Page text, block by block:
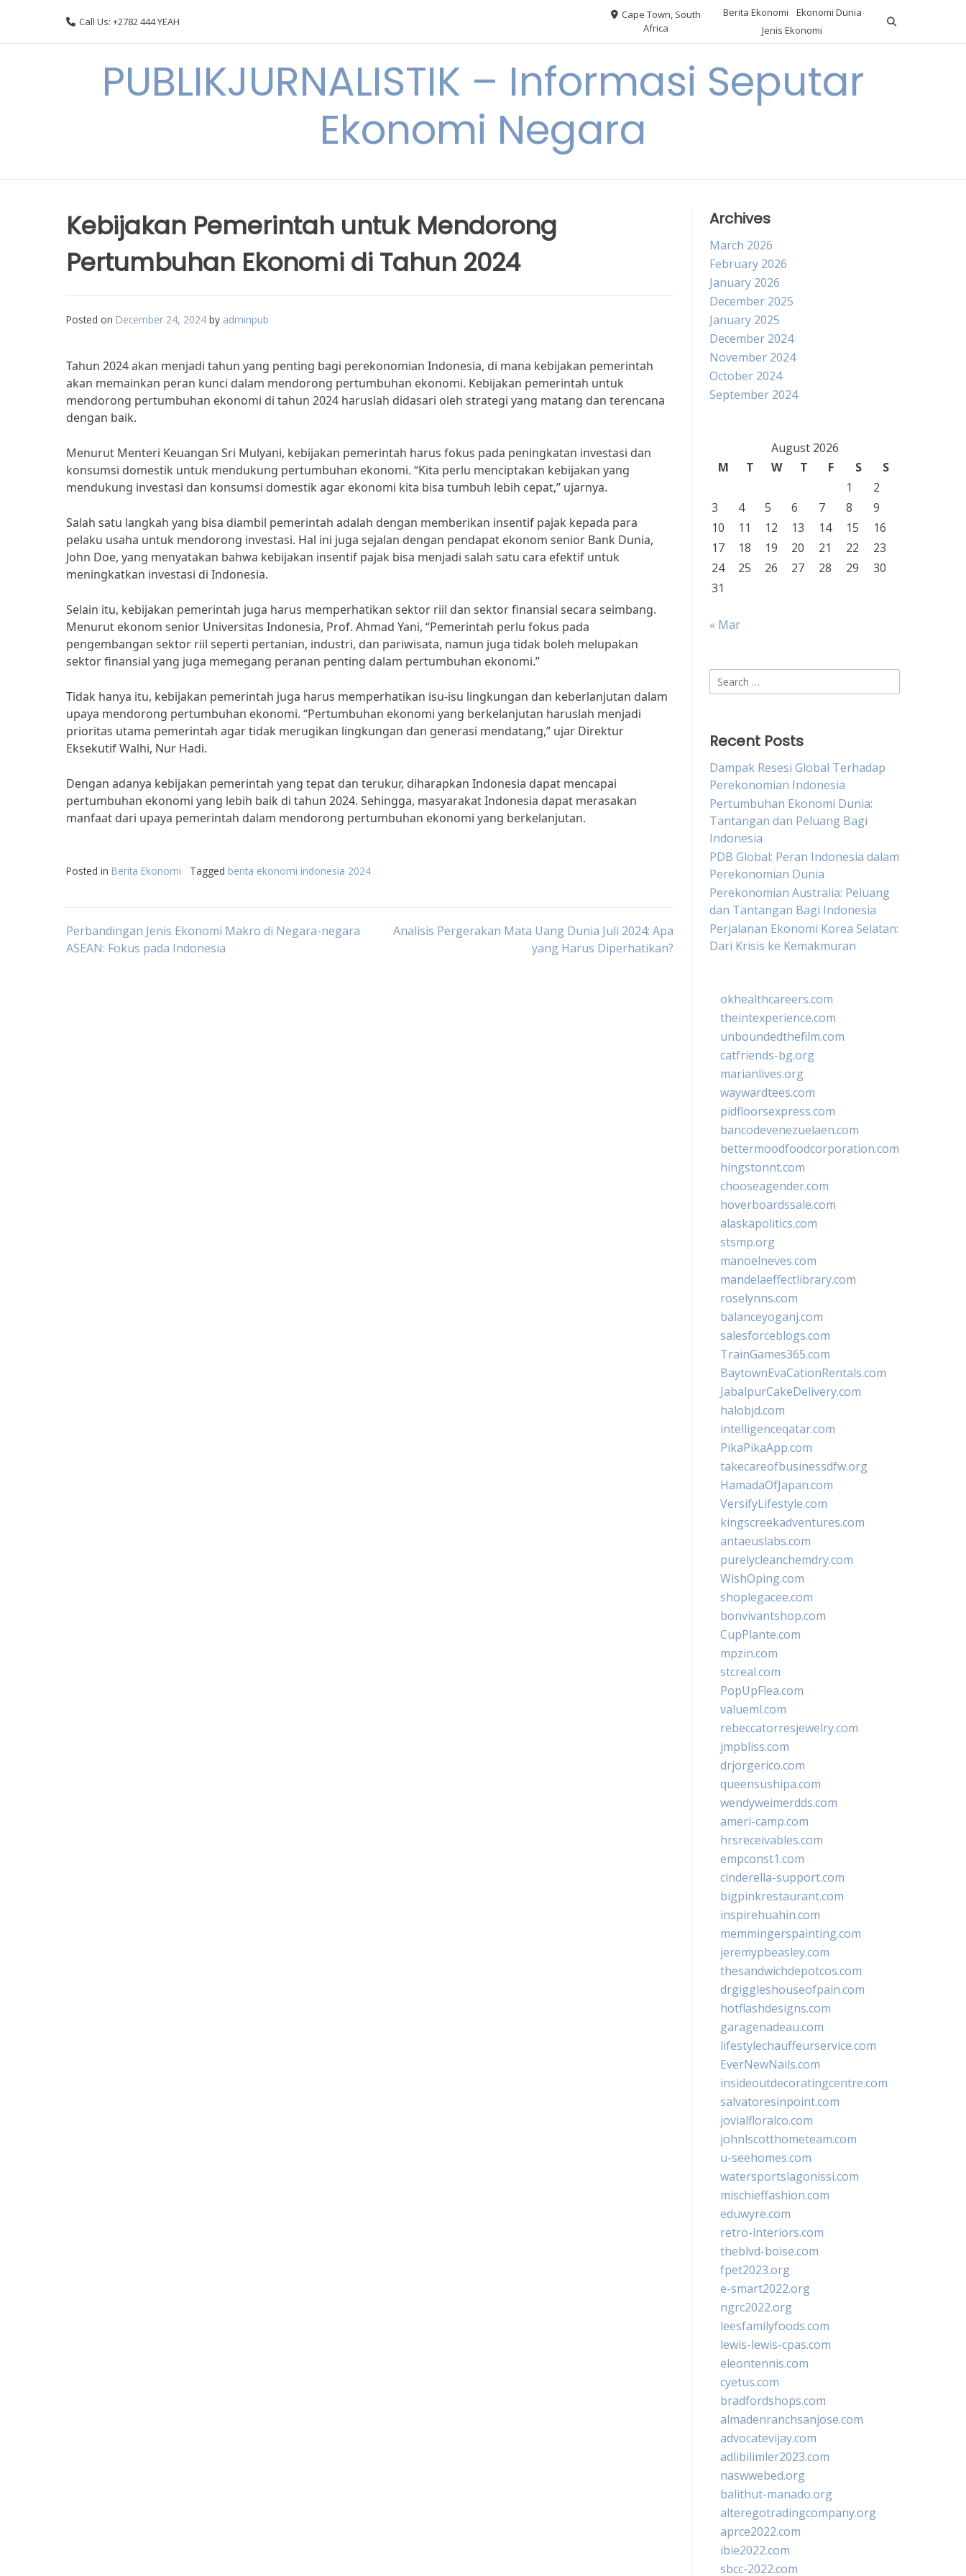
Call Us: +2782 444 YEAH
Cape Town, South
Africa
Berita Ekonomi
Ekonomi Dunia
Jenis Ekonomi
PUBLIKJURNALISTIK – Informasi Seputar
Ekonomi Negara
Kebijakan Pemerintah untuk Mendorong
Pertumbuhan Ekonomi di Tahun 2024
Posted on December 24, 2024 by adminpub
Tahun 2024 akan menjadi tahun yang penting bagi perekonomian Indonesia, di mana kebijakan pemerintah
akan memainkan peran kunci dalam mendorong pertumbuhan ekonomi. Kebijakan pemerintah untuk
mendorong pertumbuhan ekonomi di tahun 2024 haruslah didasari oleh strategi yang matang dan terencana
dengan baik.
Menurut Menteri Keuangan Sri Mulyani, kebijakan pemerintah harus fokus pada peningkatan investasi dan
konsumsi domestik untuk mendukung pertumbuhan ekonomi. “Kita perlu menciptakan kebijakan yang
mendukung investasi dan konsumsi domestik agar ekonomi kita bisa tumbuh lebih cepat,” ujarnya.
Salah satu langkah yang bisa diambil pemerintah adalah dengan memberikan insentif pajak kepada para
pelaku usaha untuk mendorong investasi. Hal ini juga sejalan dengan pendapat ekonom senior Bank Dunia,
John Doe, yang menyatakan bahwa kebijakan insentif pajak bisa menjadi salah satu cara efektif untuk
meningkatkan investasi di Indonesia.
Selain itu, kebijakan pemerintah juga harus memperhatikan sektor riil dan sektor finansial secara seimbang.
Menurut ekonom senior Universitas Indonesia, Prof. Ahmad Yani, “Pemerintah perlu fokus pada
pengembangan sektor riil seperti pertanian, industri, dan pariwisata, namun juga tidak boleh melupakan
sektor finansial yang juga memegang peranan penting dalam pertumbuhan ekonomi.”
Tidak hanya itu, kebijakan pemerintah juga harus memperhatikan isu-isu lingkungan dan keberlanjutan dalam
upaya mendorong pertumbuhan ekonomi. “Pertumbuhan ekonomi yang berkelanjutan haruslah menjadi
prioritas utama pemerintah agar tidak merugikan lingkungan dan generasi mendatang,” ujar Direktur
Eksekutif Walhi, Nur Hadi.
Dengan adanya kebijakan pemerintah yang tepat dan terukur, diharapkan Indonesia dapat mencapai
pertumbuhan ekonomi yang lebih baik di tahun 2024. Sehingga, masyarakat Indonesia dapat merasakan
manfaat dari upaya pemerintah dalam mendorong pertumbuhan ekonomi yang berkelanjutan.
Posted in Berita Ekonomi Tagged berita ekonomi indonesia 2024
Post
Perbandingan Jenis Ekonomi Makro di Negara-negara
ASEAN: Fokus pada Indonesia
Analisis Pergerakan Mata Uang Dunia Juli 2024: Apa
yang Harus Diperhatikan?
Archives
March 2026
February 2026
January 2026
December 2025
January 2025
December 2024
November 2024
October 2024
September 2024
August 2026
M
T W T F S
S
1
2
3
4 5 6 7 8
9
10
11 12 13 14 15
16
17
18 19 20 21 22
23
24
25 26 27 28 29
30
31
« Mar
Search
for:
Recent Posts
Dampak Resesi Global Terhadap
Perekonomian Indonesia
Pertumbuhan Ekonomi Dunia:
Tantangan dan Peluang Bagi
Indonesia
PDB Global: Peran Indonesia dalam
Perekonomian Dunia
Perekonomian Australia: Peluang
dan Tantangan Bagi Indonesia
Perjalanan Ekonomi Korea Selatan:
Dari Krisis ke Kemakmuran
okhealthcareers.com
theintexperience.com
unboundedthefilm.com
catfriends-bg.org
marianlives.org
waywardtees.com
pidfloorsexpress.com
bancodevenezuelaen.com
bettermoodfoodcorporation.com
hingstonnt.com
chooseagender.com
hoverboardssale.com
alaskapolitics.com
stsmp.org
manoelneves.com
mandelaeffectlibrary.com
roselynns.com
balanceyoganj.com
salesforceblogs.com
TrainGames365.com
BaytownEvaCationRentals.com
JabalpurCakeDelivery.com
halobjd.com
intelligenceqatar.com
PikaPikaApp.com
takecareofbusinessdfw.org
HamadaOfJapan.com
VersifyLifestyle.com
kingscreekadventures.com
antaeuslabs.com
purelycleanchemdry.com
WishOping.com
shoplegacee.com
bonvivantshop.com
CupPlante.com
mpzin.com
stcreal.com
PopUpFlea.com
valueml.com
rebeccatorresjewelry.com
jmpbliss.com
drjorgerico.com
queensushipa.com
wendyweimerdds.com
ameri-camp.com
hrsreceivables.com
empconst1.com
cinderella-support.com
bigpinkrestaurant.com
inspirehuahin.com
memmingerspainting.com
jeremypbeasley.com
thesandwichdepotcos.com
drgiggleshouseofpain.com
hotflashdesigns.com
garagenadeau.com
lifestylechauffeurservice.com
EverNewNails.com
insideoutdecoratingcentre.com
salvatoresinpoint.com
jovialfloralco.com
johnlscotthometeam.com
u-seehomes.com
watersportslagonissi.com
mischieffashion.com
eduwyre.com
retro-interiors.com
theblvd-boise.com
fpet2023.org
e-smart2022.org
ngrc2022.org
leesfamilyfoods.com
lewis-lewis-cpas.com
eleontennis.com
cyetus.com
bradfordshops.com
almadenranchsanjose.com
advocatevijay.com
adlibilimler2023.com
naswwebed.org
balithut-manado.org
alteregotradingcompany.org
aprce2022.com
ibie2022.com
sbcc-2022.com